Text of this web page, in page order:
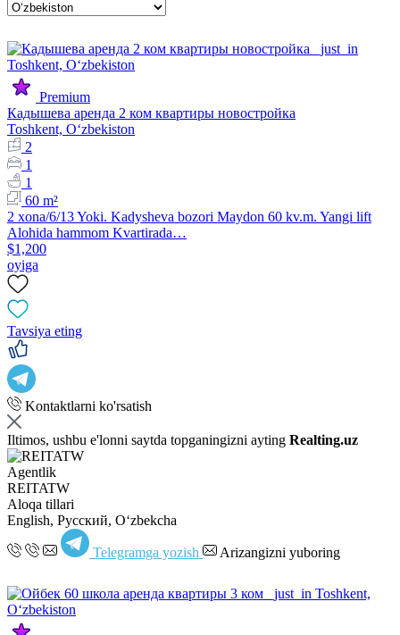
Premium
Кадышева аренда 2 ком квартиры новостройка
Toshkent, Oʻzbekiston
2
1
1
60 m²
2 xona/6/13 Yoki. Kadysheva bozori Maydon 60 kv.m. Yangi lift
Alohida hammom Kvartirada…
$1,200
oyiga
Tavsiya eting
Kontaktlarni ko'rsatish
Iltimos, ushbu e'lonni saytda topganingizni ayting Realting.uz
Agentlik
REITATW
Aloqa tillari
English, Русский, Oʻzbekcha
Telegramga yozish Arizangizni yuboring